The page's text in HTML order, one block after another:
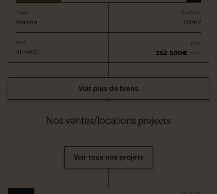
Type
Maison
Surface
83m2
Ref
3119PIC
Prix
262 500€ HAI
Voir plus de biens
Nos ventes/locations projects
Voir tous nos projets